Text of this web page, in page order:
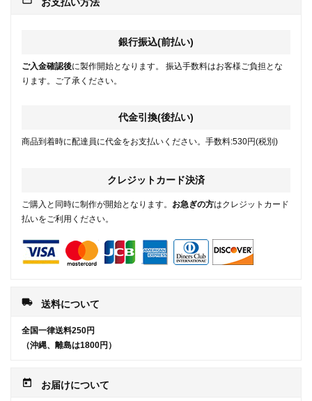
銀行振込(前払い)
ご入金確認後に製作開始となります。 振込手数料はお客様ご負担とな
ります。ご了承ください。
代金引換(後払い)
商品到着時に配達員に代金をお支払いください。手数料:530円(税別)
クレジットカード決済
ご購入と同時に制作が開始となります。 お急ぎの方はクレジットカード
払いをご利用ください。
local_shipping 送料について
全国一律送料250円
（沖縄、離島は1800円）
today お届けについて